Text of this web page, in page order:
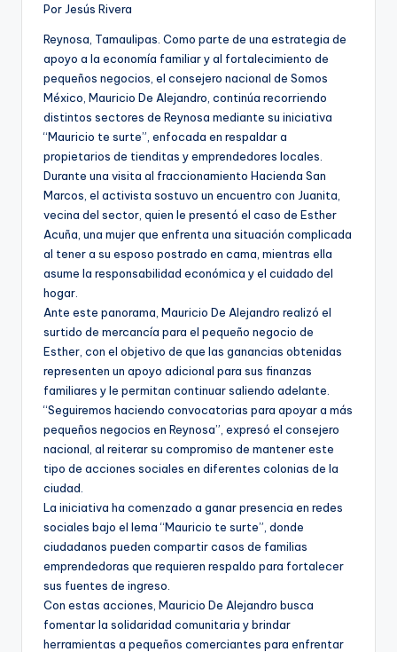
Por Jesús Rivera
Reynosa, Tamaulipas. Como parte de una estrategia de
apoyo a la economía familiar y al fortalecimiento de
pequeños negocios, el consejero nacional de Somos
México, Mauricio De Alejandro, continúa recorriendo
distintos sectores de Reynosa mediante su iniciativa
“Mauricio te surte”, enfocada en respaldar a
propietarios de tienditas y emprendedores locales.
Durante una visita al fraccionamiento Hacienda San
Marcos, el activista sostuvo un encuentro con Juanita,
vecina del sector, quien le presentó el caso de Esther
Acuña, una mujer que enfrenta una situación complicada
al tener a su esposo postrado en cama, mientras ella
asume la responsabilidad económica y el cuidado del
hogar.
Ante este panorama, Mauricio De Alejandro realizó el
surtido de mercancía para el pequeño negocio de
Esther, con el objetivo de que las ganancias obtenidas
representen un apoyo adicional para sus finanzas
familiares y le permitan continuar saliendo adelante.
“Seguiremos haciendo convocatorias para apoyar a más
pequeños negocios en Reynosa”, expresó el consejero
nacional, al reiterar su compromiso de mantener este
tipo de acciones sociales en diferentes colonias de la
ciudad.
La iniciativa ha comenzado a ganar presencia en redes
sociales bajo el lema “Mauricio te surte”, donde
ciudadanos pueden compartir casos de familias
emprendedoras que requieren respaldo para fortalecer
sus fuentes de ingreso.
Con estas acciones, Mauricio De Alejandro busca
fomentar la solidaridad comunitaria y brindar
herramientas a pequeños comerciantes para enfrentar